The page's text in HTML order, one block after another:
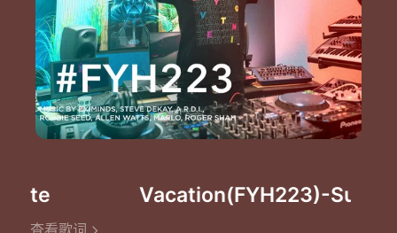
Vacation(FYH223)-
查看歌词